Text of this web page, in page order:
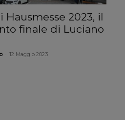
Hausmesse 2023, il
finale di Luciano
12 Maggio 2023